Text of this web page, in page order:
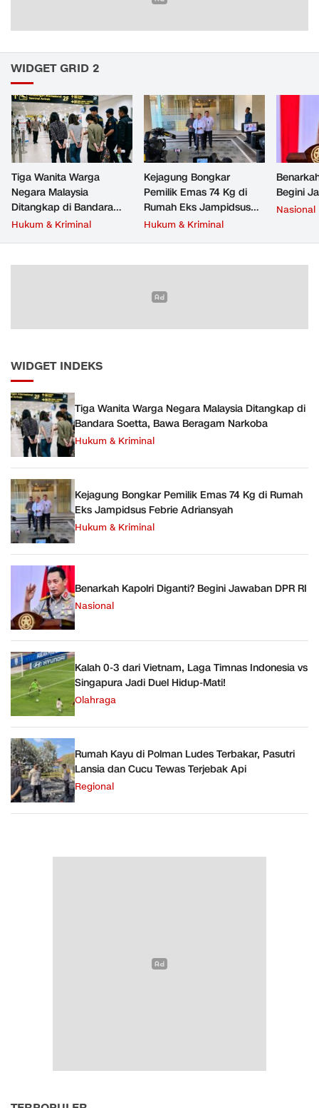
WIDGET GRID 2
Tiga Wanita Warga
Negara Malaysia
Ditangkap di Bandara
Soetta, Bawa Beragam
Hukum & Kriminal
Kejagung Bongkar
Pemilik Emas 74 Kg di
Rumah Eks Jampidsus
Febrie Adriansyah
Hukum & Kriminal
Begini
Nasional
WIDGET INDEKS
Tiga Wanita Warga Negara Malaysia Ditangkap di
Bandara Soetta, Bawa Beragam Narkoba
Hukum & Kriminal
Kejagung Bongkar Pemilik Emas 74 Kg di Rumah
Eks Jampidsus Febrie Adriansyah
Hukum & Kriminal
Benarkah Kapolri Diganti? Begini Jawaban DPR RI
Nasional
Kalah 0-3 dari Vietnam, Laga Timnas Indonesia vs
Singapura Jadi Duel Hidup-Mati!
Olahraga
Rumah Kayu di Polman Ludes Terbakar, Pasutri
Lansia dan Cucu Tewas Terjebak Api
Regional